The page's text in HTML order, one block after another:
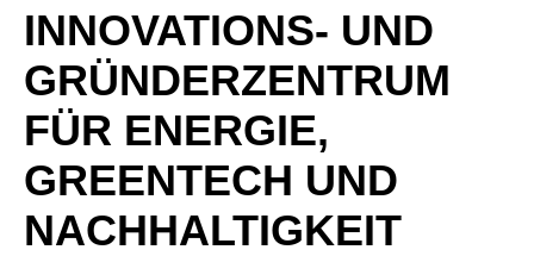
INNOVATIONS- UND
GRÜNDERZENTRUM
FÜR ENERGIE,
GREENTECH UND
NACHHALTIGKEIT